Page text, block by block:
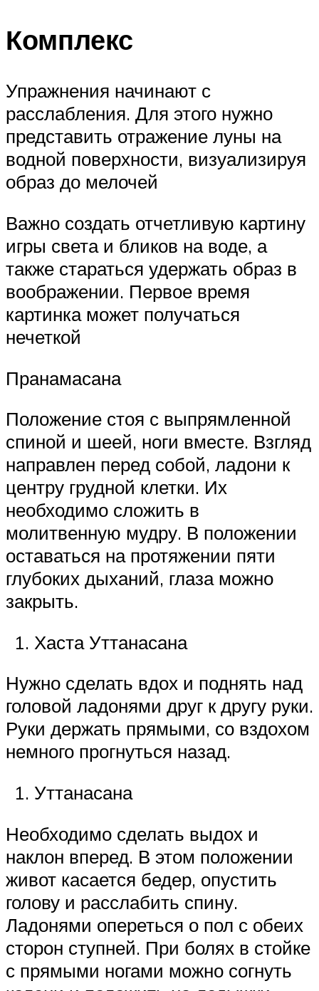
Комплекс
Упражнения начинают с
расслабления. Для этого нужно
представить отражение луны на
водной поверхности, визуализируя
образ до мелочей
Важно создать отчетливую картину
игры света и бликов на воде, а
также стараться удержать образ в
воображении. Первое время
картинка может получаться
нечеткой
Пранамасана
Положение стоя с выпрямленной
спиной и шеей, ноги вместе. Взгляд
направлен перед собой, ладони к
центру грудной клетки. Их
необходимо сложить в
молитвенную мудру. В положении
оставаться на протяжении пяти
глубоких дыханий, глаза можно
закрыть.
Хаста Уттанасана
Нужно сделать вдох и поднять над
головой ладонями друг к другу руки.
Руки держать прямыми, со вздохом
немного прогнуться назад.
Уттанасана
Необходимо сделать выдох и
наклон вперед. В этом положении
живот касается бедер, опустить
голову и расслабить спину.
Ладонями опереться о пол с обеих
сторон ступней. При болях в стойке
с прямыми ногами можно согнуть